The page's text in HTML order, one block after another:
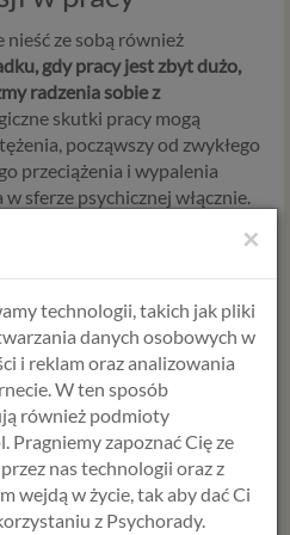
ze sobą również
gdy pracy jest zbyt dużo,
radzenia sobie z
skutki pracy mogą
począwszy od zwykłego
przeciążenia i wypalenia
sferze psychicznej włącznie.
utratę motywacji do
nagromadzenia się różnych
w stan przewlekły.
wówczas bardzo
Obserwuje się wtedy:
i układu krążenia,
percepcji i myślenia,
×
technologii, takich jak pliki
danych osobowych w
i reklam oraz analizowania
W ten sposób
również podmioty
Pragniemy zapoznać Cię ze
nas technologii oraz z
wejdą w życie, tak aby dać Ci
z Psychorady.